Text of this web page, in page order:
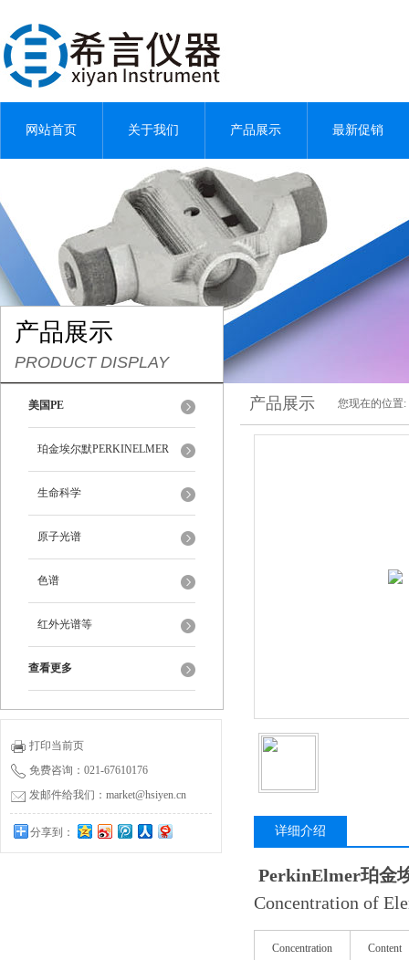
网站首页 关于我们 产品展示 最新促销
产品展示
PRODUCT DISPLAY
美国PE
珀金埃尔默PERKINELMER
生命科学
原子光谱
色谱
红外光谱等
查看更多
打印当前页
免费咨询：021-67610176
发邮件给我们：market@hsiyen.cn
分享到：
产品展示 您现在的位置:
详细介绍
PerkinElmer珀金
Concentration of
Concentration Content